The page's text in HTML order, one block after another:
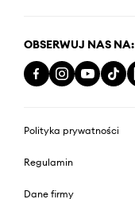
OBSERWUJ NAS NA:
Polityka prywatności
Regulamin
Dane firmy